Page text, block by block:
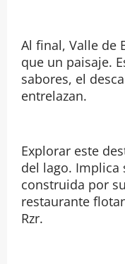
Al final, Valle de
que un paisaje.
sabores, el
entrelazan.
Explorar este
del lago. Implica
construida por
restaurante
Rzr.